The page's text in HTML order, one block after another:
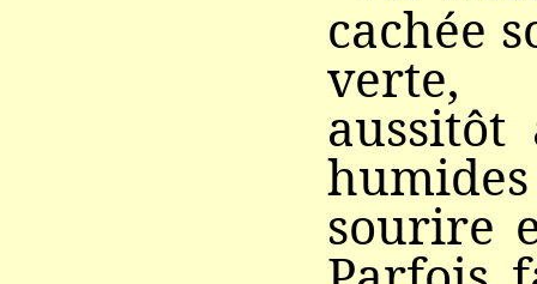
cachée
verte,
aussitôt
sourire